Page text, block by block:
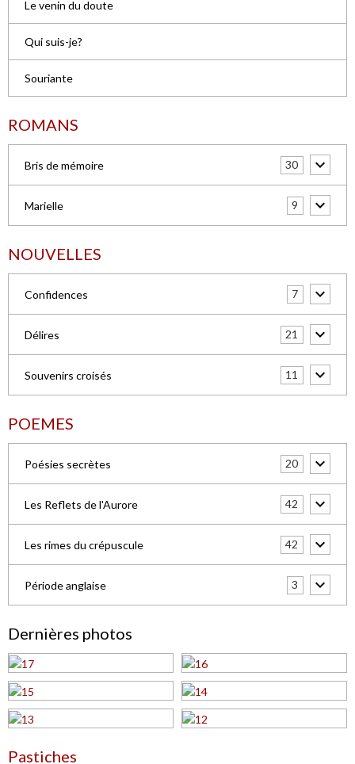
Qui suis-je?
Souriante
ROMANS
Bris de mémoire 30
Marielle 9
NOUVELLES
Confidences 7
Délires 21
Souvenirs croisés 11
POEMES
Poésies secrètes 20
Les Reflets de l'Aurore 42
Les rimes du crépuscule 42
Période anglaise 3
Dernières photos
Pastiches